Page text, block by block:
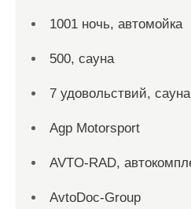
1001 ночь, автомойка
500, сауна
7 удовольствий, сауна
Agp Motorsport
AVTO-RAD,
AvtoDoc-Group